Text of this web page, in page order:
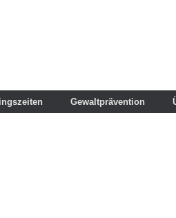
Gewaltprävention